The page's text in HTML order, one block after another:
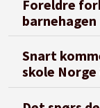
Foreldre
barnehagen
Snart
skole